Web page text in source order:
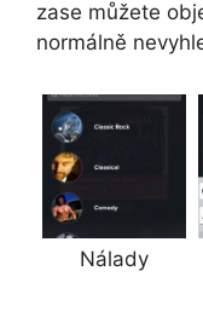
zase můžete
normálně
Nálady